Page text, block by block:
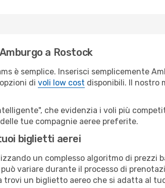
a Rostock
è semplice. Inserisci semplicemente
di voli low cost disponibili. Il nostro
che evidenzia i voli più
tue compagnie aeree preferite.
biglietti aerei
un complesso algoritmo di prezzi
variare durante il processo di
trovi un biglietto aereo che si adatta al